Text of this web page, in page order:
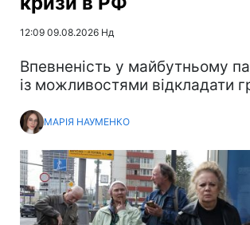
12:09 09.08.2026 Нд
Впевненість у майбутньому
із можливостями відкладати
МАРІЯ НАУМЕНКО